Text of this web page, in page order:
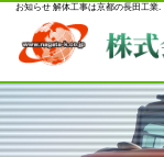
お知らせ 解体工事は京都の長田工業.